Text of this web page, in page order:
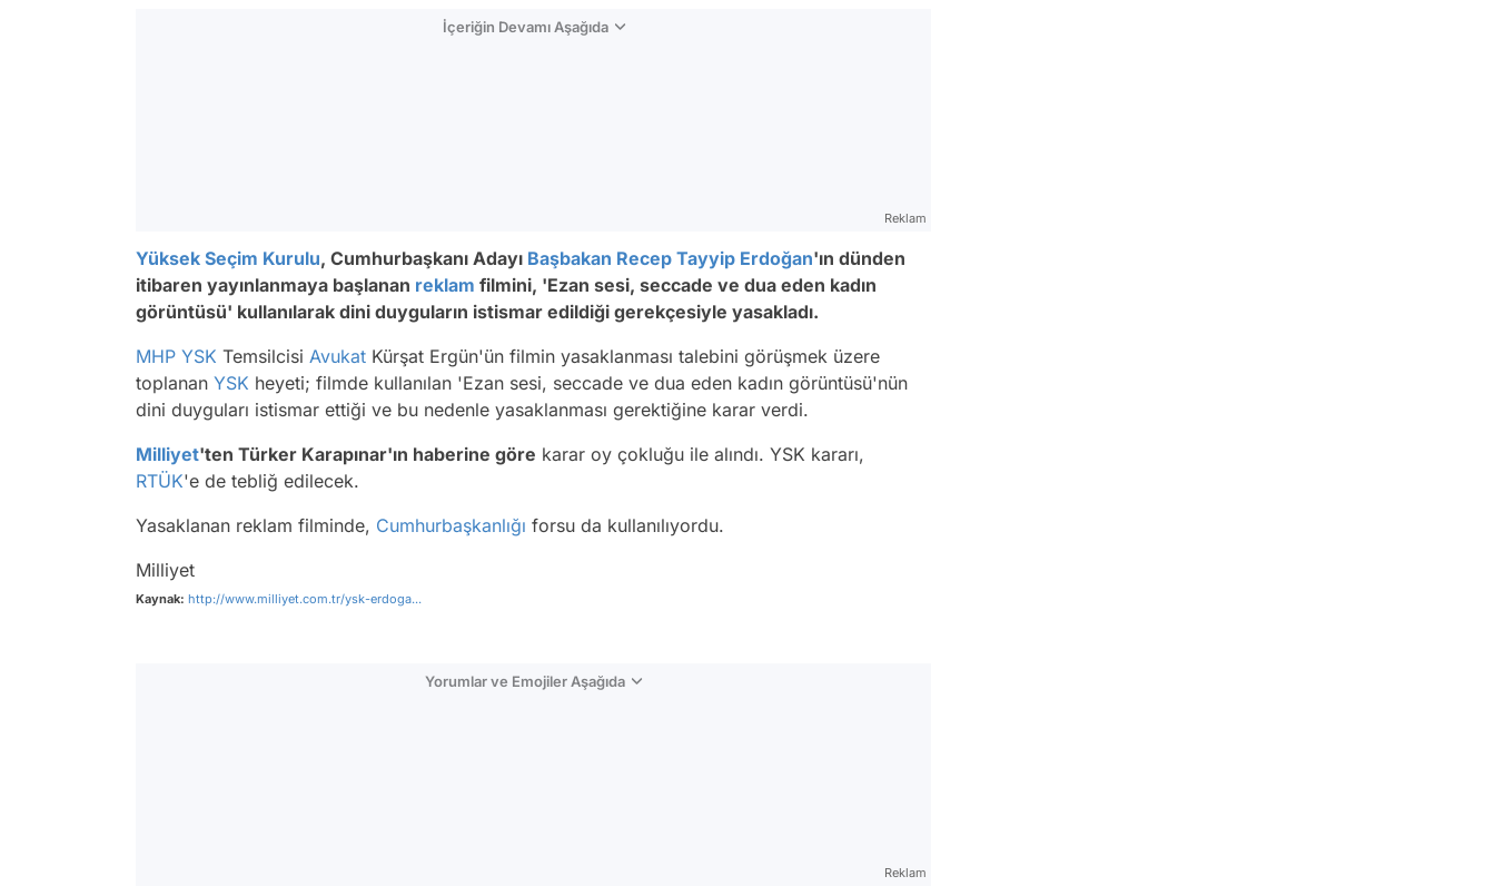
İçeriğin Devamı Aşağıda
Reklam
Yüksek Seçim Kurulu, Cumhurbaşkanı Adayı Başbakan Recep Tayyip Erdoğan'ın dünden
itibaren yayınlanmaya başlanan reklam filmini, 'Ezan sesi, seccade ve dua eden kadın
görüntüsü' kullanılarak dini duyguların istismar edildiği gerekçesiyle yasakladı.
MHP YSK Temsilcisi Avukat Kürşat Ergün'ün filmin yasaklanması talebini görüşmek üzere
toplanan YSK heyeti; filmde kullanılan 'Ezan sesi, seccade ve dua eden kadın görüntüsü'nün
dini duyguları istismar ettiği ve bu nedenle yasaklanması gerektiğine karar verdi.
Milliyet'ten Türker Karapınar'ın haberine göre karar oy çokluğu ile alındı. YSK kararı,
RTÜK'e de tebliğ edilecek.
Yasaklanan reklam filminde, Cumhurbaşkanlığı forsu da kullanılıyordu.
Milliyet
Kaynak: http://www.milliyet.com.tr/ysk-erdoga...
Yorumlar ve Emojiler Aşağıda
Reklam